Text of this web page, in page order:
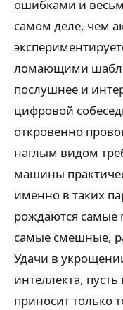
ошибками и
самом деле, чем
ломающими
послушнее и
цифровой
откровенно
наглым видом
машины
именно в таких
рождаются самые
самые смешные,
Удачи в
интеллекта,
приносит только